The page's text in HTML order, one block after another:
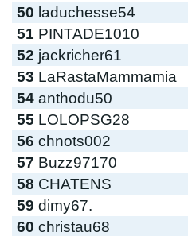
50 laduchesse54
51 PINTADE1010
52 jackricher61
53 LaRastaMammamia
54 anthodu50
55 LOLOPSG28
56 chnots002
57 Buzz97170
58 CHATENS
59 dimy67.
60 christau68